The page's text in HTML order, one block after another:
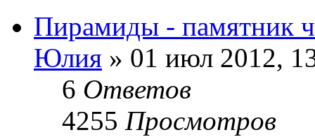
Пирамиды - памятник
Юлия » 01 июл 2012,
6 Ответов
4255 Просмотров